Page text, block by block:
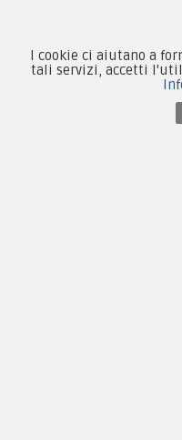
Collezionismo
I cookie ci aiutano a
tali servizi, accetti